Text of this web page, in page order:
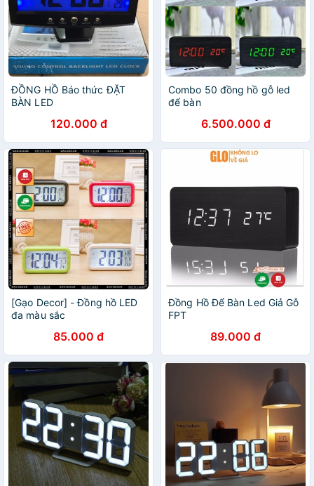
ĐỒNG HỒ Báo thức ĐẶT
BÀN LED
120.000 đ
Combo 50 đồng hồ gỗ led
để bàn
6.500.000 đ
[Gạo Decor] - Đồng hồ LED
đa màu sắc
85.000 đ
Đồng Hồ Để Bàn Led Giả Gỗ
FPT
89.000 đ